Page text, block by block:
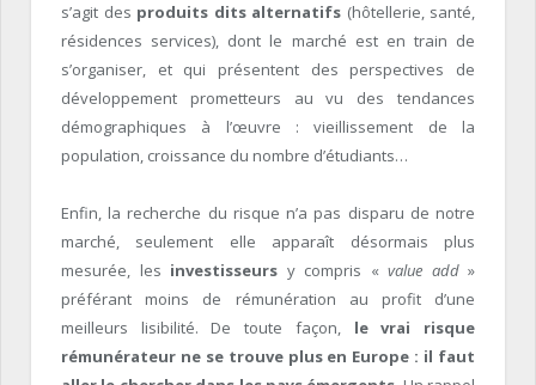
s’agit des produits dits alternatifs (hôtellerie, santé,
résidences services), dont le marché est en train de
s’organiser, et qui présentent des perspectives de
développement prometteurs au vu des tendances
démographiques à l’œuvre : vieillissement de la
population, croissance du nombre d’étudiants…
Enfin, la recherche du risque n’a pas disparu de notre
marché, seulement elle apparaît désormais plus
mesurée, les investisseurs y compris « value add»
préférant moins de rémunération au profit d’une
meilleurs lisibilité. De toute façon, le vrai risque
rémunérateur ne se trouve plus en Europe : il faut